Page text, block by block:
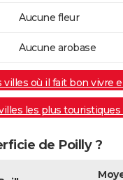
Aucune fleur
Aucune arobase
où il fait bon vivre
les plus touristiques
de Poilly ?